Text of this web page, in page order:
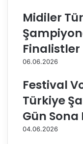
’
d
e
H
a
t
a
Midiler
Finalistler
06.06.2026
Festival
Türkiye
Gün Sona
04.06.2026